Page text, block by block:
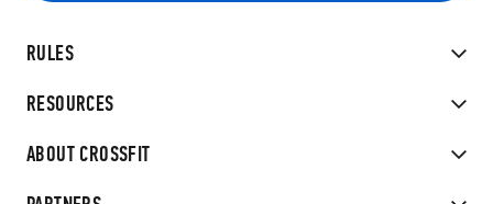
RULES
RESOURCES
ABOUT CROSSFIT